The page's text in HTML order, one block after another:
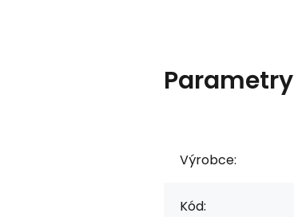
Parametry
Výrobce:
Kód: